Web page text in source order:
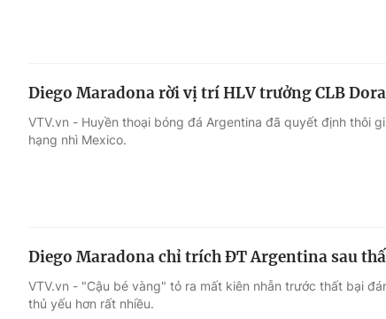
Diego Maradona rời vị trí HLV trưởng CLB
VTV.vn - Huyền thoại bóng đá Argentina đã quyết định thôi
hạng nhì Mexico.
Diego Maradona chỉ trích ĐT Argentina sau
VTV.vn - "Cậu bé vàng" tỏ ra mất kiên nhẫn trước thất bại
thủ yếu hơn rất nhiều.